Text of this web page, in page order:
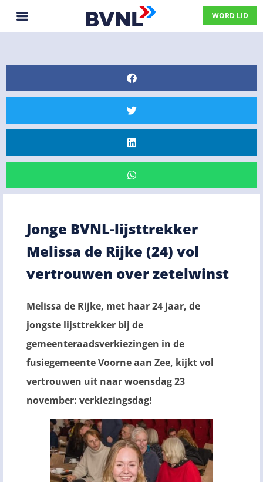
WORD LID
Jonge BVNL-lijsttrekker
Melissa de Rijke (24) vol
vertrouwen over zetelwinst
Melissa de Rijke, met haar 24 jaar, de
jongste lijsttrekker bij de
gemeenteraadsverkiezingen in de
fusiegemeente Voorne aan Zee, kijkt vol
vertrouwen uit naar woensdag 23
november: verkiezingsdag!